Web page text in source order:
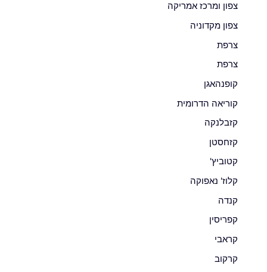
צפון ומרכז אמריקה
צפון מקדוניה
צרפת
צרפת
קופנהאגן
קוריאה הדרומית
קזבלנקה
קזחסטן
קטוביץ'
קלוז' נאפוקה
קנדה
קפריסין
קראבי
קרקוב